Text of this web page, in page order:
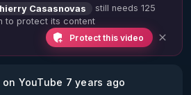
Casasnovas
still needs 125
to protect its content
Protect this video
on YouTube 7 years ago